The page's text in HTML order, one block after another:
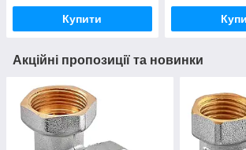
Купити
Акційні пропозиції та новинки